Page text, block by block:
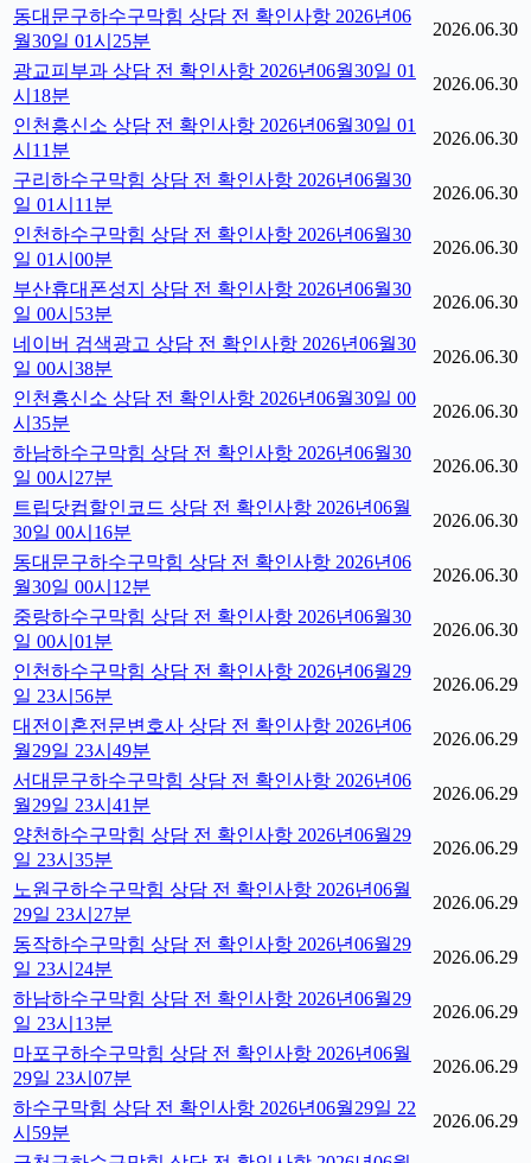
동대문구하수구막힘 상담 전 확인사항 2026년06
월30일 01시25분
2026.06.30
광교피부과 상담 전 확인사항 2026년06월30일 01
시18분
2026.06.30
인천흥신소 상담 전 확인사항 2026년06월30일 01
시11분
2026.06.30
구리하수구막힘 상담 전 확인사항 2026년06월30
일 01시11분
2026.06.30
인천하수구막힘 상담 전 확인사항 2026년06월30
일 01시00분
2026.06.30
부산휴대폰성지 상담 전 확인사항 2026년06월30
일 00시53분
2026.06.30
네이버 검색광고 상담 전 확인사항 2026년06월30
일 00시38분
2026.06.30
인천흥신소 상담 전 확인사항 2026년06월30일 00
시35분
2026.06.30
하남하수구막힘 상담 전 확인사항 2026년06월30
일 00시27분
2026.06.30
트립닷컴할인코드 상담 전 확인사항 2026년06월
30일 00시16분
2026.06.30
동대문구하수구막힘 상담 전 확인사항 2026년06
월30일 00시12분
2026.06.30
중랑하수구막힘 상담 전 확인사항 2026년06월30
일 00시01분
2026.06.30
인천하수구막힘 상담 전 확인사항 2026년06월29
일 23시56분
2026.06.29
대전이혼전문변호사 상담 전 확인사항 2026년06
월29일 23시49분
2026.06.29
서대문구하수구막힘 상담 전 확인사항 2026년06
월29일 23시41분
2026.06.29
양천하수구막힘 상담 전 확인사항 2026년06월29
일 23시35분
2026.06.29
노원구하수구막힘 상담 전 확인사항 2026년06월
29일 23시27분
2026.06.29
동작하수구막힘 상담 전 확인사항 2026년06월29
일 23시24분
2026.06.29
하남하수구막힘 상담 전 확인사항 2026년06월29
일 23시13분
2026.06.29
마포구하수구막힘 상담 전 확인사항 2026년06월
29일 23시07분
2026.06.29
하수구막힘 상담 전 확인사항 2026년06월29일 22
시59분
2026.06.29